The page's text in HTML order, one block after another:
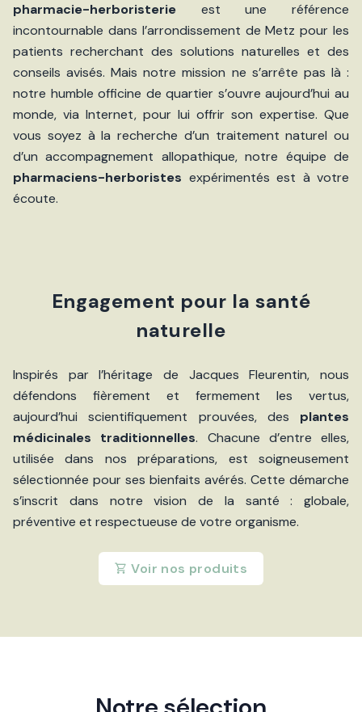
pharmacie-herboristerie est une référence
incontournable dans l’arrondissement de Metz pour les
patients recherchant des solutions naturelles et des
conseils avisés. Mais notre mission ne s’arrête pas là :
notre humble officine de quartier s’ouvre aujourd’hui au
monde, via Internet, pour lui offrir son expertise. Que
vous soyez à la recherche d’un traitement naturel ou
d’un accompagnement allopathique, notre équipe de
pharmaciens-herboristes expérimentés est à votre
écoute.
Engagement pour la santé
naturelle
Inspirés par l’héritage de Jacques Fleurentin, nous
défendons fièrement et fermement les vertus,
aujourd’hui scientifiquement prouvées, des plantes
médicinales traditionnelles. Chacune d’entre elles,
utilisée dans nos préparations, est soigneusement
sélectionnée pour ses bienfaits avérés. Cette démarche
s’inscrit dans notre vision de la santé : globale,
préventive et respectueuse de votre organisme.
Voir nos produits